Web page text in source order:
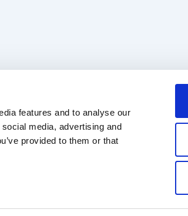
features and to analyse our
media, advertising and
provided to them or that
FAQ Katalog myjni